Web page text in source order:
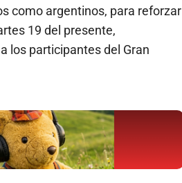
como argentinos, para reforzar
19 del presente,
los participantes del Gran